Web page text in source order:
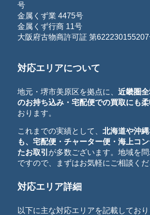
号
金属くず業 4475号
金属くず行商 11号
大阪府古物商許可証 第
対応エリアについて
地元・堺市美原区を拠点に、 近畿圏
のお持ち込み・宅配便での買取にも
おります。
これまでの実績として、 北海道や沖
も、宅配便・チャーター便・海上コ
たお取引 が多数ございます。地域を
ですので、まずはお気軽にご相談くだ
対応エリア詳細
以下に主な対応エリアを記載しており